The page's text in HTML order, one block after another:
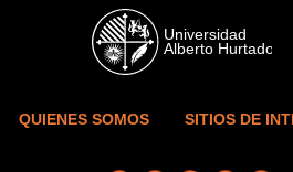
Skip to main content
QUIENES SOMOS SITIOS DE